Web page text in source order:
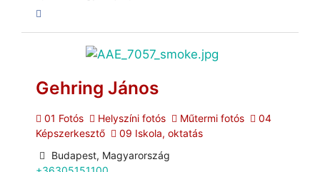
Gehring János
01 Fotós Helyszíni fotós Műtermi fotós
04
Képszerkesztő
09 Iskola, oktatás
Budapest, Magyarország